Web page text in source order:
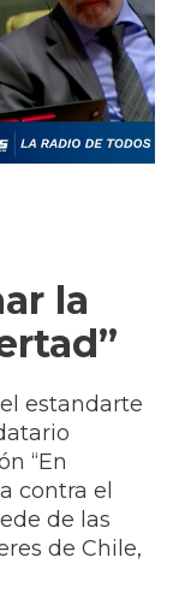
la
estandarte
“En
contra el
de las
de Chile,